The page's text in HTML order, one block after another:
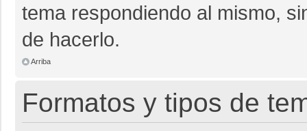
tema respondiendo al mismo,
de hacerlo.
Arriba
Formatos y tipos de